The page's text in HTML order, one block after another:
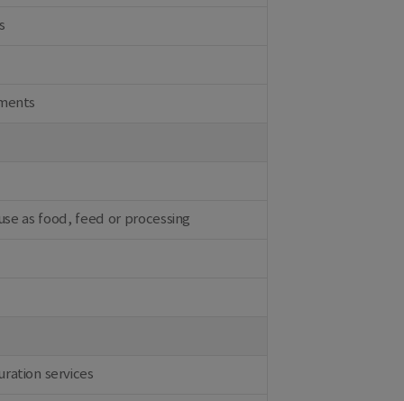
as food, feed or processing
services